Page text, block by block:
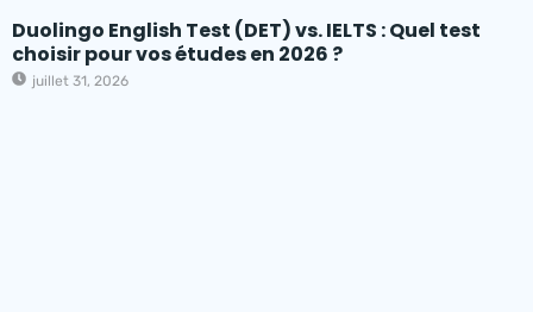
Duolingo English Test (DET) vs. IELTS : Quel test
choisir pour vos études en 2026 ?
juillet 31, 2026